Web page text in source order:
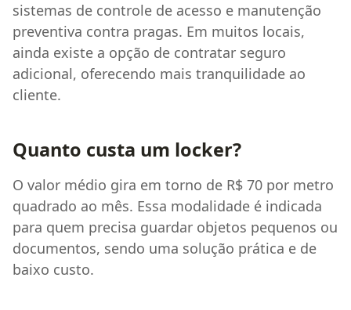
sistemas de controle de acesso e manutenção
preventiva contra pragas. Em muitos locais,
ainda existe a opção de contratar seguro
adicional, oferecendo mais tranquilidade ao
cliente.
Quanto custa um locker?
O valor médio gira em torno de R$ 70 por metro
quadrado ao mês. Essa modalidade é indicada
para quem precisa guardar objetos pequenos ou
documentos, sendo uma solução prática e de
baixo custo.